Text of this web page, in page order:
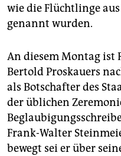
wie die Flüchtlinge
genannt wurden.
An diesem Montag ist
Bertold Proskauers
als Botschafter des
der üblichen
Frank-Walter
bewegt sei er über